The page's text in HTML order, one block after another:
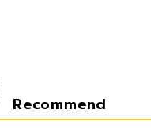
Recommend